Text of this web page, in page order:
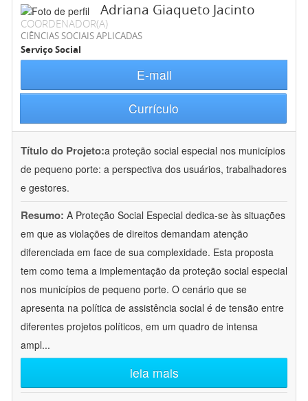
Adriana Giaqueto Jacinto
COORDENADOR(A)
CIÊNCIAS SOCIAIS APLICADAS
Serviço Social
E-mail
Currículo
Título do Projeto:a proteção social especial nos municípios
de pequeno porte: a perspectiva dos usuários, trabalhadores
e gestores.
Resumo: A Proteção Social Especial dedica-se às situações
em que as violações de direitos demandam atenção
diferenciada em face de sua complexidade. Esta proposta
tem como tema a implementação da proteção social especial
nos municípios de pequeno porte. O cenário que se
apresenta na política de assistência social é de tensão entre
diferentes projetos políticos, em um quadro de intensa
ampl...
leia mais